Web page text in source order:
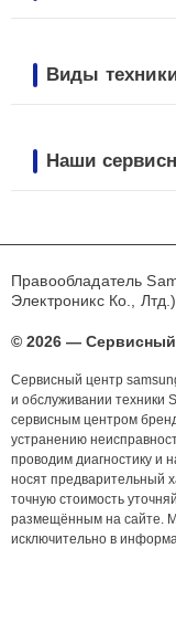
Виды
Наши
Правообладатель
Электроникс Ко., Лтд.)
© 2026 — Сервисный
Сервисный центр
и обслуживании техники
сервисным центром
устранению
проводим диагностику и
носят предварительный
точную стоимость
размещённым на сайте.
исключительно в